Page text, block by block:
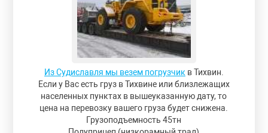
Из Судиславля мы везем погрузчик в Тихвин.
Если у Вас есть груз в Тихвине или близлежащих
населенных пунктах в вышеуказанную дату, то
цена на перевозку вашего груза будет снижена.
Грузоподъемность 45тн